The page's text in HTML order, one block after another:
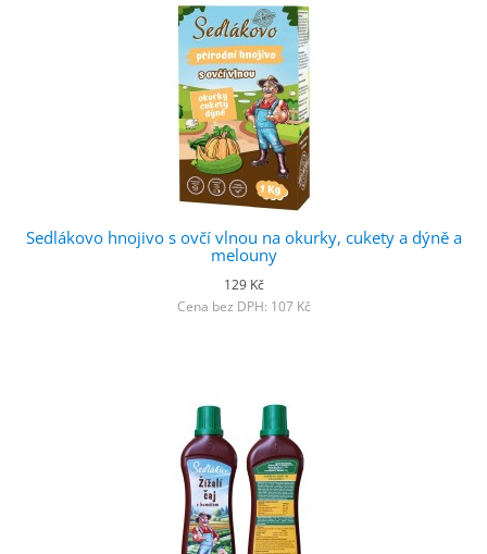
Sedlákovo hnojivo s ovčí vlnou na okurky, cukety a dýně a
melouny
129 Kč
Cena bez DPH: 107 Kč